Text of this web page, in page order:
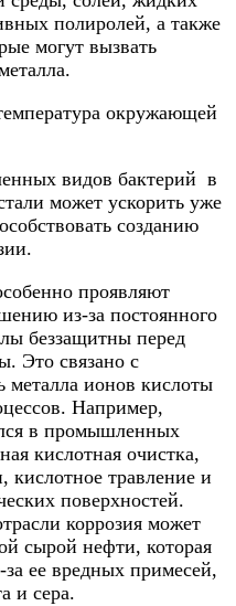
полиролей, а также
могут вызвать
окружающей
видов бактерий в
может ускорить уже
созданию
проявляют
из-за постоянного
беззащитны перед
Это связано с
металла ионов кислоты
Например,
в промышленных
кислотная очистка,
кислотное травление и
поверхностей.
коррозия может
сырой нефти, которая
ее вредных примесей,
и сера.